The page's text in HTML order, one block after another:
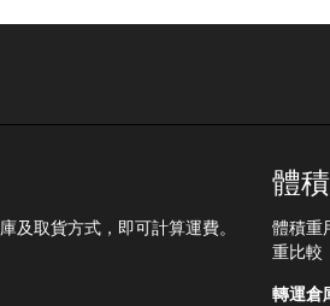
及取貨方式，即可計算運費。
體
體積重
重比較
轉運倉